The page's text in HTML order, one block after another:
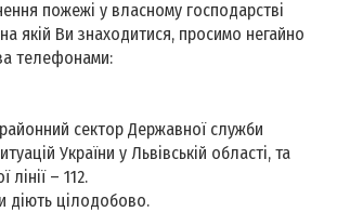
пожежі у власному господарстві
якій Ви знаходитися, просимо негайно
телефонами:
районний сектор Державної служби
України у Львівській області, та
лінії – 112.
діють цілодобово.